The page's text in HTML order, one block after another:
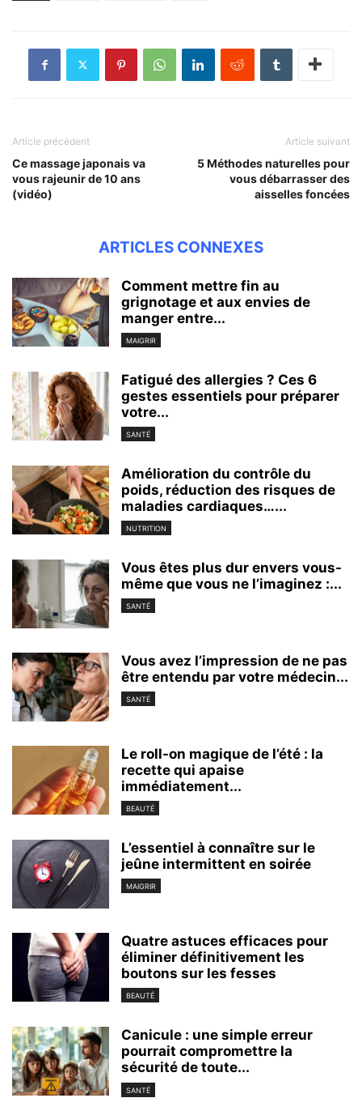
Article précédent
Ce massage japonais va
vous rajeunir de 10 ans
(vidéo)
Article suivant
5 Méthodes naturelles pour
vous débarrasser des
aisselles foncées
ARTICLES CONNEXES
Comment mettre fin au
grignotage et aux envies de
manger entre...
MAIGRIR
Fatigué des allergies ? Ces 6
gestes essentiels pour préparer
votre...
SANTÉ
Amélioration du contrôle du
poids, réduction des risques de
maladies cardiaques…...
NUTRITION
Vous êtes plus dur envers vous-
même que vous ne l’imaginez :...
SANTÉ
Vous avez l’impression de ne pas
être entendu par votre médecin...
SANTÉ
Le roll-on magique de l’été : la
recette qui apaise
immédiatement...
BEAUTÉ
L’essentiel à connaître sur le
jeûne intermittent en soirée
MAIGRIR
Quatre astuces efficaces pour
éliminer définitivement les
boutons sur les fesses
BEAUTÉ
Canicule : une simple erreur
pourrait compromettre la
sécurité de toute...
SANTÉ